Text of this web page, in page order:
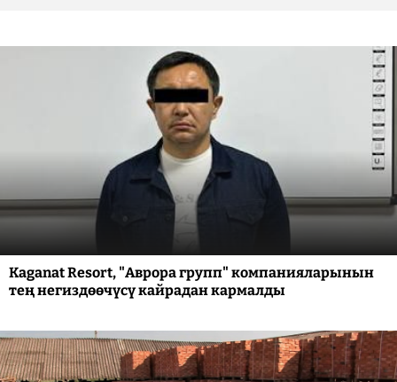
Kaganat Resort, "Аврора групп" компанияларынын
тең негиздөөчүсү кайрадан кармалды